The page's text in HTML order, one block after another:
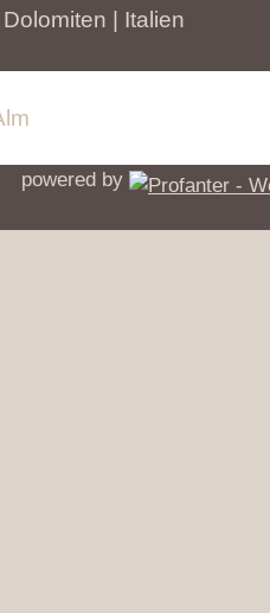
| Italien
powered by